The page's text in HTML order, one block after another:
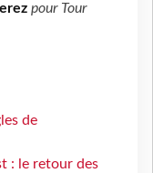
pour Tour
de
: le retour des